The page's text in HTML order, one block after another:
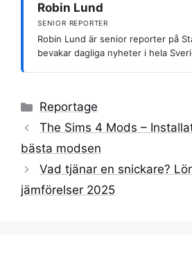
Robin Lund
SENIOR REPORTER
Robin Lund är senior reporter på
bevakar dagliga nyheter i hela
Kategorier
Reportage
The Sims 4 Mods –
bästa modsen
Vad tjänar en snickare?
jämförelser 2025